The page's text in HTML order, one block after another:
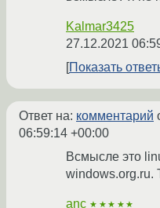
Kalmar3425
27.12.2021
Показать
Ответ на: комментарий
06:59:14 +00:00
Всмысле это
windows.org.ru.
anc ★★★★★